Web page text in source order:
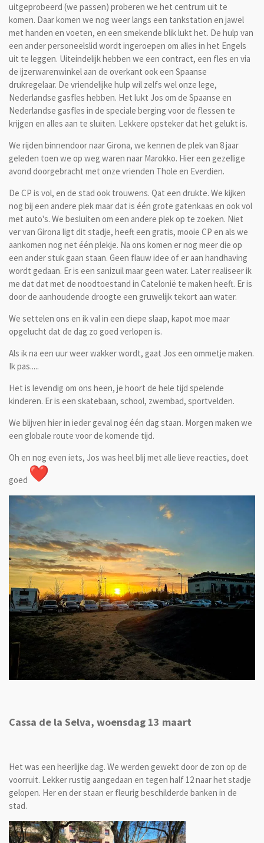
uitgeprobeerd (we passen) proberen we het centrum uit te
komen. Daar komen we nog weer langs een tankstation en jawel
met handen en voeten, en een smekende blik lukt het. De hulp van
een ander personeelslid wordt ingeroepen om alles in het Engels
uit te leggen. Uiteindelijk hebben we een contract, een fles en via
de ijzerwarenwinkel aan de overkant ook een Spaanse
drukregelaar. De vriendelijke hulp wil zelfs wel onze lege,
Nederlandse gasfles hebben. Het lukt Jos om de Spaanse en
Nederlandse gasfles in de speciale berging voor de flessen te
krijgen en alles aan te sluiten. Lekkere opsteker dat het gelukt is.
We rijden binnendoor naar Girona, we kennen de plek van 8 jaar
geleden toen we op weg waren naar Marokko. Hier een gezellige
avond doorgebracht met onze vrienden Thole en Everdien.
De CP is vol, en de stad ook trouwens. Qat een drukte. We kijken
nog bij een andere plek maar dat is één grote gatenkaas en ook vol
met auto's. We besluiten om een andere plek op te zoeken. Niet
ver van Girona ligt dit stadje, heeft een gratis, mooie CP en als we
aankomen nog net één plekje. Na ons komen er nog meer die op
een ander stuk gaan staan. Geen flauw idee of er aan handhaving
wordt gedaan. Er is een sanizuil maar geen water. Later realiseer ik
me dat dat met de noodtoestand in Catelonië te maken heeft. Er is
door de aanhoudende droogte een gruwelijk tekort aan water.
We settelen ons en ik val in een diepe slaap, kapot moe maar
opgelucht dat de dag zo goed verlopen is.
Als ik na een uur weer wakker wordt, gaat Jos een ommetje maken.
Ik pas.....
Het is levendig om ons heen, je hoort de hele tijd spelende
kinderen. Er is een skatebaan, school, zwembad, sportvelden.
We blijven hier in ieder geval nog één dag staan. Morgen maken we
een globale route voor de komende tijd.
Oh en nog even iets, Jos was heel blij met alle lieve reacties, doet
goed
Cassa de la Selva, woensdag 13 maart
Het was een heerlijke dag. We werden gewekt door de zon op de
voorruit. Lekker rustig aangedaan en tegen half 12 naar het stadje
gelopen. Her en der staan er fleurig beschilderde banken in de
stad.